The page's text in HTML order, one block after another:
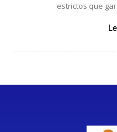
estrictos que